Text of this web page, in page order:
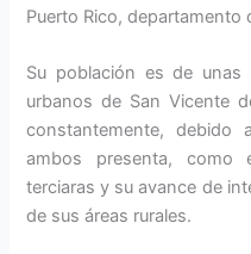
Puerto Rico, departamento
Su población es de unas
urbanos de San Vicente
constantemente, debido
ambos presenta, como
terciaras y su avance de
de sus áreas rurales.